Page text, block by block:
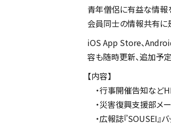
青年僧侶に有益な情報
会員同士の情報共有に
iOS App Store、
容も随時更新、追加予定
【内容】
・行事開催告知など
・災害復興支援部メ
・広報誌『SOUSEI』